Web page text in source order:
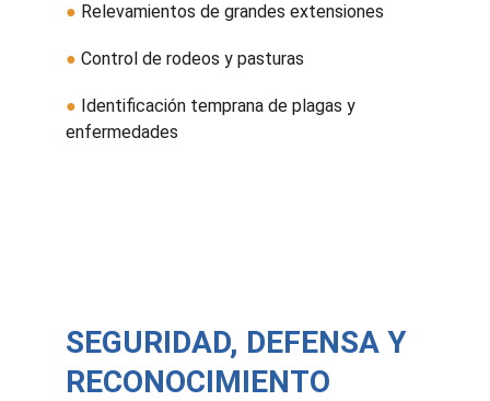
● Identificación temprana de plagas y
enfermedades
● Control de rodeos y pasturas
● Relevamientos de grandes extensiones
SEGURIDAD, DEFENSA Y
RECONOCIMIENTO